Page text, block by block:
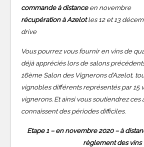
commande à distanceen novembre
récupération à Azelotles 12 et 13
drive
Vous pourrez vous fournir en vins de
déjà appréciés lors de salons
16ème Salon des Vignerons d’Azelot,
vignobles différents représentés par 15
vignerons. Et ainsi vous soutiendrez ces
connaissent des périodes difficiles.
Etape 1 – en novembre 2020 – à
règlement des vins